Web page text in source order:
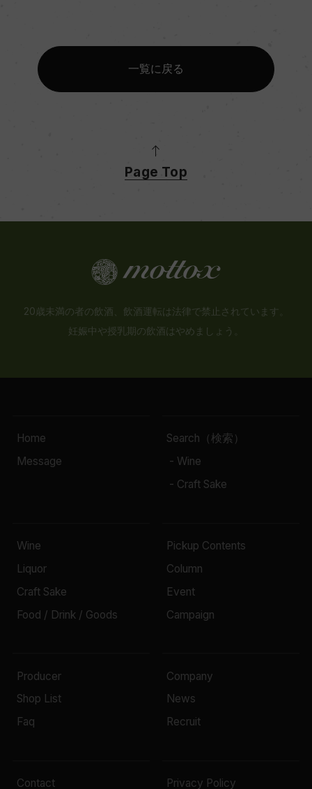
一覧に戻る
Page Top
20歳未満の者の飲酒、飲酒運転は法律で禁止されています。
妊娠中や授乳期の飲酒はやめましょう。
Home
Message
Search（検索）
- Wine
- Craft Sake
Wine
Liquor
Craft Sake
Food / Drink / Goods
Pickup Contents
Column
Event
Campaign
Producer
Shop List
Faq
Company
News
Recruit
Contact Privacy Policy